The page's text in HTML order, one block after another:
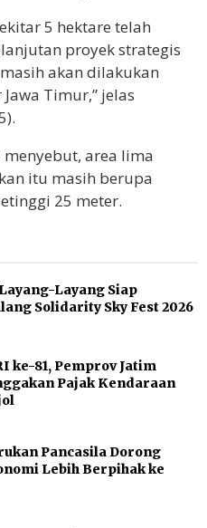
5 hektare telah
proyek strategis
akan dilakukan
Timur,” jelas
area lima
itu masih berupa
25 meter.
Layang Siap
Solidarity Sky Fest 2026
ke-81, Pemprov Jatim
Pajak Kendaraan
Pancasila Dorong
Lebih Berpihak ke